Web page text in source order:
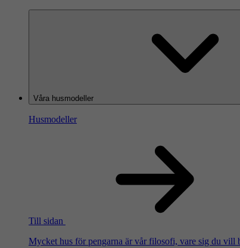
Våra husmodeller
Husmodeller
Till sidan
Mycket hus för pengarna är vår filosofi, vare sig du vill